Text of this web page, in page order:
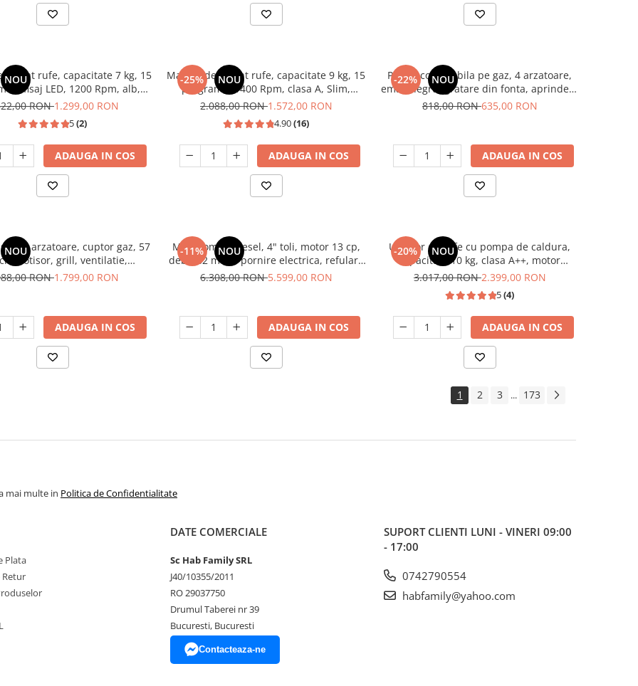
NOU
spalat rufe, capacitate 7 kg, 15
afisaj LED, 1200 Rpm, alb,
HEINNER
RON1.299,00 RON
5(2)
ADAUGA IN COS
-25% NOU
Masina de spalat rufe, capacitate 9 kg, 15
programe, 1400 Rpm, clasa A, Slim,
motor Inverter, Samus WSLI-9144
2.088,00 RON1.572,00 RON
4.90(16)
ADAUGA IN COS
-22% NOU
Plita incorporabila pe gaz, 4 arzatoare,
email negru, gratare din fonta, aprindere
electrica, Samus
818,00 RON635,00 RON
ADAUGA IN COS
NOU4 arzatoare, cuptor gaz, 57
cm, rotisor, grill, ventilatie,
electrica, gratare fonta, negru
RON1.799,00 RON
ADAUGA IN COS
-11% NOU
Motopompa diesel, 4" toli, motor 13 cp,
debit 82 mc/h, pornire electrica, refulare
60m, aspiratie 8m, Visoli
6.308,00 RON5.599,00 RON
ADAUGA IN COS
-20% NOU
Uscator de rufe cu pompa de caldura,
capacitate 10 kg, clasa A++, motor
inverter, 14 programe, Heinner
3.017,00 RON2.399,00 RON
5(4)
ADAUGA IN COS
1 2 3 ... 173
mai multe in Politica de Confidentialitate
Plata
Retur
DATE COMERCIALE
Sc Hab Family SRL
J40/10355/2011
RO 29037750
Drumul Taberei nr 39
Bucuresti, Bucuresti
Contacteaza-ne
SUPORT CLIENTI LUNI - VINERI 09:00
- 17:00
0742790554
habfamily@yahoo.com